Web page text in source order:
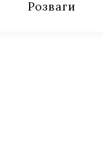
Розваги